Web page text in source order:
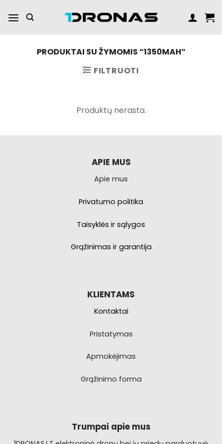
turinį
PRODUKTAI SU ŽYMOMIS “1350MAH”
FILTRUOTI
Produktų nerasta.
APIE MUS
Apie mus
Privatumo politika
Taisyklės ir sąlygos
Grąžinimas ir garantija
KLIENTAMS
Kontaktai
Pristatymas
Apmokėjimas
Grąžinimo forma
Trumpai apie mus